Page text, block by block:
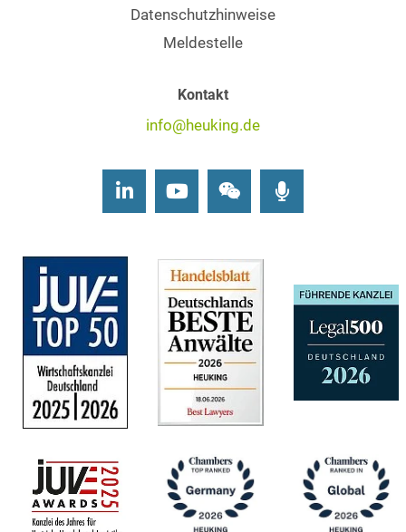
Datenschutzhinweise
Meldestelle
Kontakt
info@heuking.de
LinkedInYoutubeWechat